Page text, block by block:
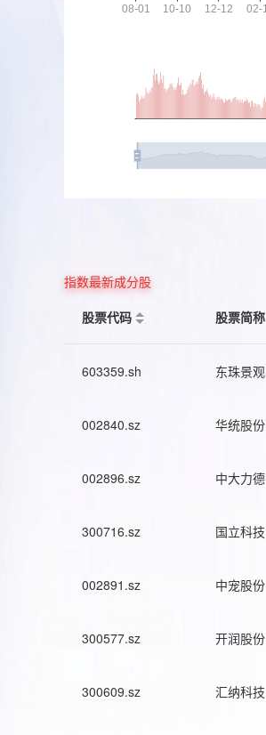
指数最新成分股
股票代码
股票简称
603359.sh 东珠景观
002840.sz 华统股份
002896.sz 中大力德
300716.sz 国立科技
002891.sz 中宠股份
300577.sz 开润股份
300609.sz 汇纳科技